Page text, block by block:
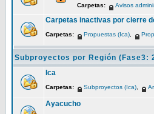
Carpetas: Avisos
Carpetas inactivas por cierre
Carpetas: Propuestas (Ica)
Subproyectos por Región (Fase3:
Ica
Carpetas: Subproyectos (Ica)
Ayacucho